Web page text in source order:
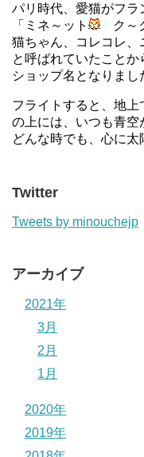
パリ時代、愛猫がフラ
「ミネ～ット
ク～
猫ちゃん、コレコレ、
と呼ばれていたことか
ショップ名となりまし
フライトすると、地
の上には、いつも青空
どんな時でも、心に太
Twitter
Tweets by minouchejp
アーカイブ
2021年
3月
2月
1月
2020年
2019年